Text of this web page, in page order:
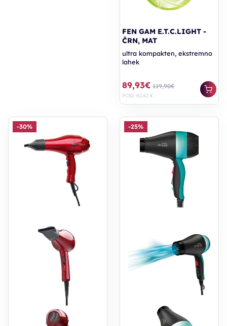
FEN GAM E.T.C.LIGHT -
ČRN, MAT
ultra kompakten, ekstremno
lahek
89,93€ 119,90€
PC30: 82,42 €
-30% -25%